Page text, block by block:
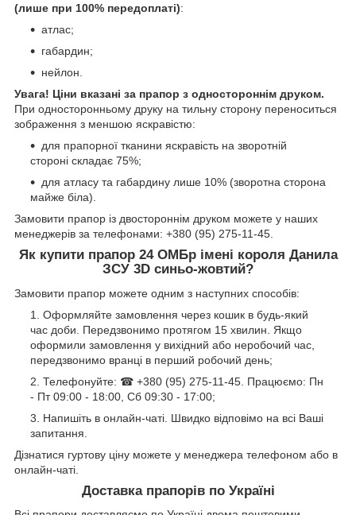
(лише при 100% передоплаті):
атлас;
габардин;
нейлон.
Увага! Ціни вказані за прапор з одностороннім друком.
При односторонньому друку на тильну сторону переноситься
зображення з меншою яскравістю:
для прапорної тканини яскравість на зворотній
стороні складає 75%;
для атласу та габардину лише 10% (зворотна сторона
майже біла).
Замовити прапор із двостороннім друком можете у наших
менеджерів за телефонами: +380 (95) 275-11-45.
Як купити прапор 24 ОМБр імені короля Данила
ЗСУ 3D синьо-жовтий?
Замовити прапор можете одним з наступних способів:
Оформляйте замовлення через кошик в будь-який
час доби. Передзвонимо протягом 15 хвилин. Якщо
оформили замовлення у вихідний або неробочий час,
передзвонимо вранці в перший робочий день;
Телефонуйте: ☎ +380 (95) 275-11-45. Працюємо: Пн
- Пт 09:00 - 18:00, Сб 09:30 - 17:00;
Напишіть в онлайн-чаті. Швидко відповімо на всі Ваші
запитання.
Дізнатися гуртову ціну можете у менеджера телефоном або в
онлайн-чаті.
Доставка прапорів по Україні